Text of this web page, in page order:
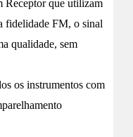
Receptor que utilizam
fidelidade FM, o sinal
qualidade, sem
os instrumentos com